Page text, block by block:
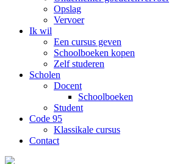
Opslag
Vervoer
Ik wil
Een cursus geven
Schoolboeken kopen
Zelf studeren
Scholen
Docent
Schoolboeken
Student
Code 95
Klassikale cursus
Contact